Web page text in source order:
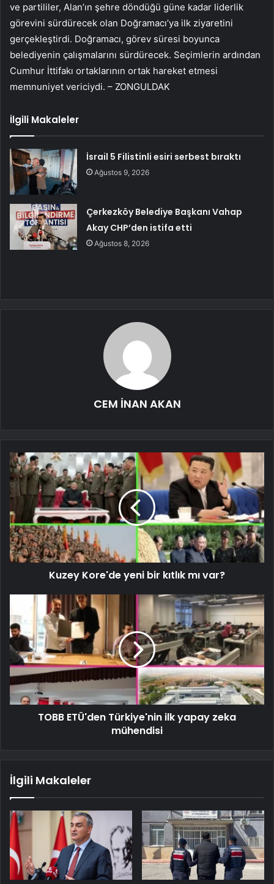
ve partililer, Alan’ın şehre döndüğü güne kadar liderlik
görevini sürdürecek olan Doğramacı’ya ilk ziyaretini
gerçekleştirdi. Doğramacı, görev süresi boyunca
belediyenin çalışmalarını sürdürecek. Seçimlerin ardından
Cumhur İttifakı ortaklarının ortak hareket etmesi
memnuniyet vericiydi. – ZONGULDAK
İlgili Makaleler
İsrail 5 Filistinli esiri serbest bıraktı
Ağustos 9, 2026
Çerkezköy Belediye Başkanı Vahap
Akay CHP’den istifa etti
Ağustos 8, 2026
CEM İNAN AKAN
Kuzey Kore'de yeni bir kıtlık mı var?
TOBB ETÜ'den Türkiye'nin ilk yapay zeka
mühendisi
İlgili Makaleler